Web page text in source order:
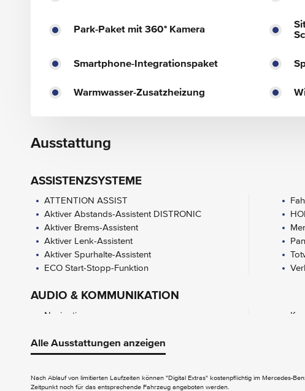
Park-Paket mit 360° Kamera
Smartphone-Integrationspaket
Warmwasser-Zusatzheizung
Ausstattung
ASSISTENZSYSTEME
ATTENTION ASSIST
Aktiver Abstands-Assistent DISTRONIC
Aktiver Brems-Assistent
Aktiver Lenk-Assistent
Aktiver Spurhalte-Assistent
ECO Start-Stopp-Funktion
AUDIO & KOMMUNIKATION
Navigation
Digitales Radio (DAB)
Kombiinstrument mit Farbdisplay
EXTERIEUR
Alle Ausstattungen anzeigen
Nach Ablauf von limitierten Laufzeiten können "Digital Extras" kostenpflichtig im Mercedes-
Zeitpunkt noch für das entsprechende Fahrzeug angeboten werden.